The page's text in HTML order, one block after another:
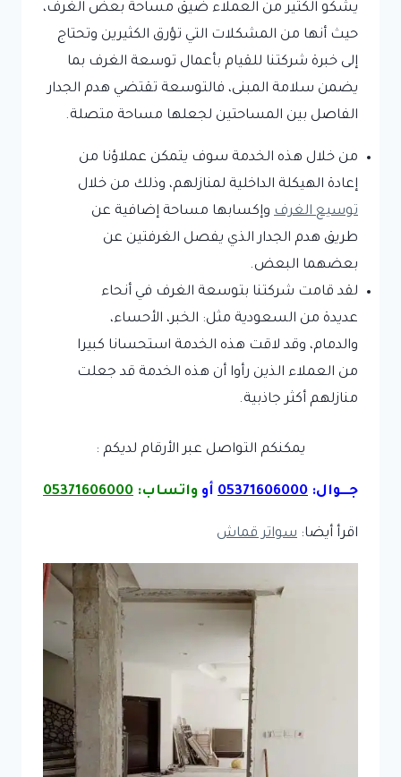
يشكو الكثير من العملاء ضيق مساحة بعض الغرف،
حيث أنها من المشكلات التي تؤرق الكثيرين وتحتاج
إلى خبرة شركتنا للقيام بأعمال توسعة الغرف بما
يضمن سلامة المبنى، فالتوسعة تقتضي هدم الجدار
الفاصل بين المساحتين لجعلها مساحة متصلة.
من خلال هذه الخدمة سوف يتمكن عملاؤنا من
إعادة الهيكلة الداخلية لمنازلهم، وذلك من خلال
توسيع الغرف وإكسابها مساحة إضافية عن
طريق هدم الجدار الذي يفصل الغرفتين عن
بعضهما البعض.
لقد قامت شركتنا بتوسعة الغرف في أنحاء
عديدة من السعودية مثل: الخبر، الأحساء،
والدمام، وقد لاقت هذه الخدمة استحسانا كبيرا
من العملاء الذين رأوا أن هذه الخدمة قد جعلت
منازلهم أكثر جاذبية.
يمكنكم التواصل عبر الأرقام لديكم :
جـــوال: 05371606000 أو واتساب: 05371606000
اقرأ أيضا: سواتر قماش